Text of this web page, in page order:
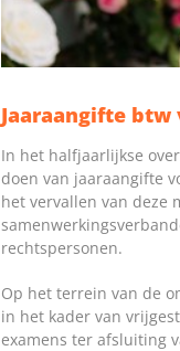
Jaaraangifte
In het halfjaarlijkse
doen van jaaraangifte
het vervallen van deze
rechtspersonen.
Op het terrein van de
in het kader van
examens ter afsluiting